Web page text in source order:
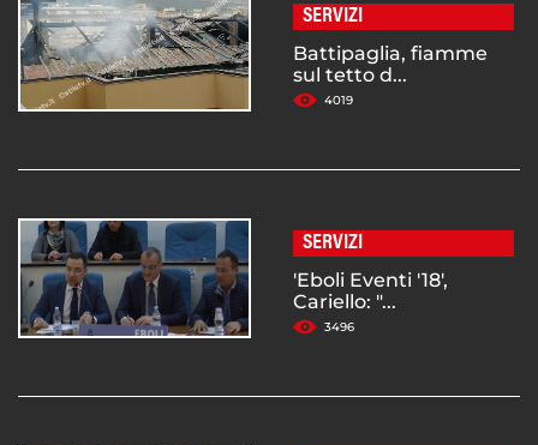
SERVIZI
Battipaglia, fiamme
sul tetto d...
4019
SERVIZI
'Eboli Eventi '18',
Cariello: "...
3496